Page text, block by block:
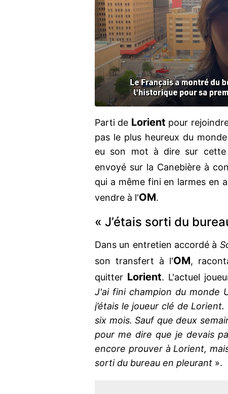
Parti de Lorient pour
pas le plus heureux du
eu son mot à dire sur
envoyé sur la Canebière à
qui a même fini en larmes en
vendre à l'OM.
« J’étais sorti du
Dans un entretien accordé à
son transfert à l'OM,
quitter Lorient. L'actuel
J'ai fini champion du monde
j’étais le joueur clé de
six mois. Sauf que deux
pour me dire que je devais
encore prouver à Lorient,
sorti du bureau en pleurant ».